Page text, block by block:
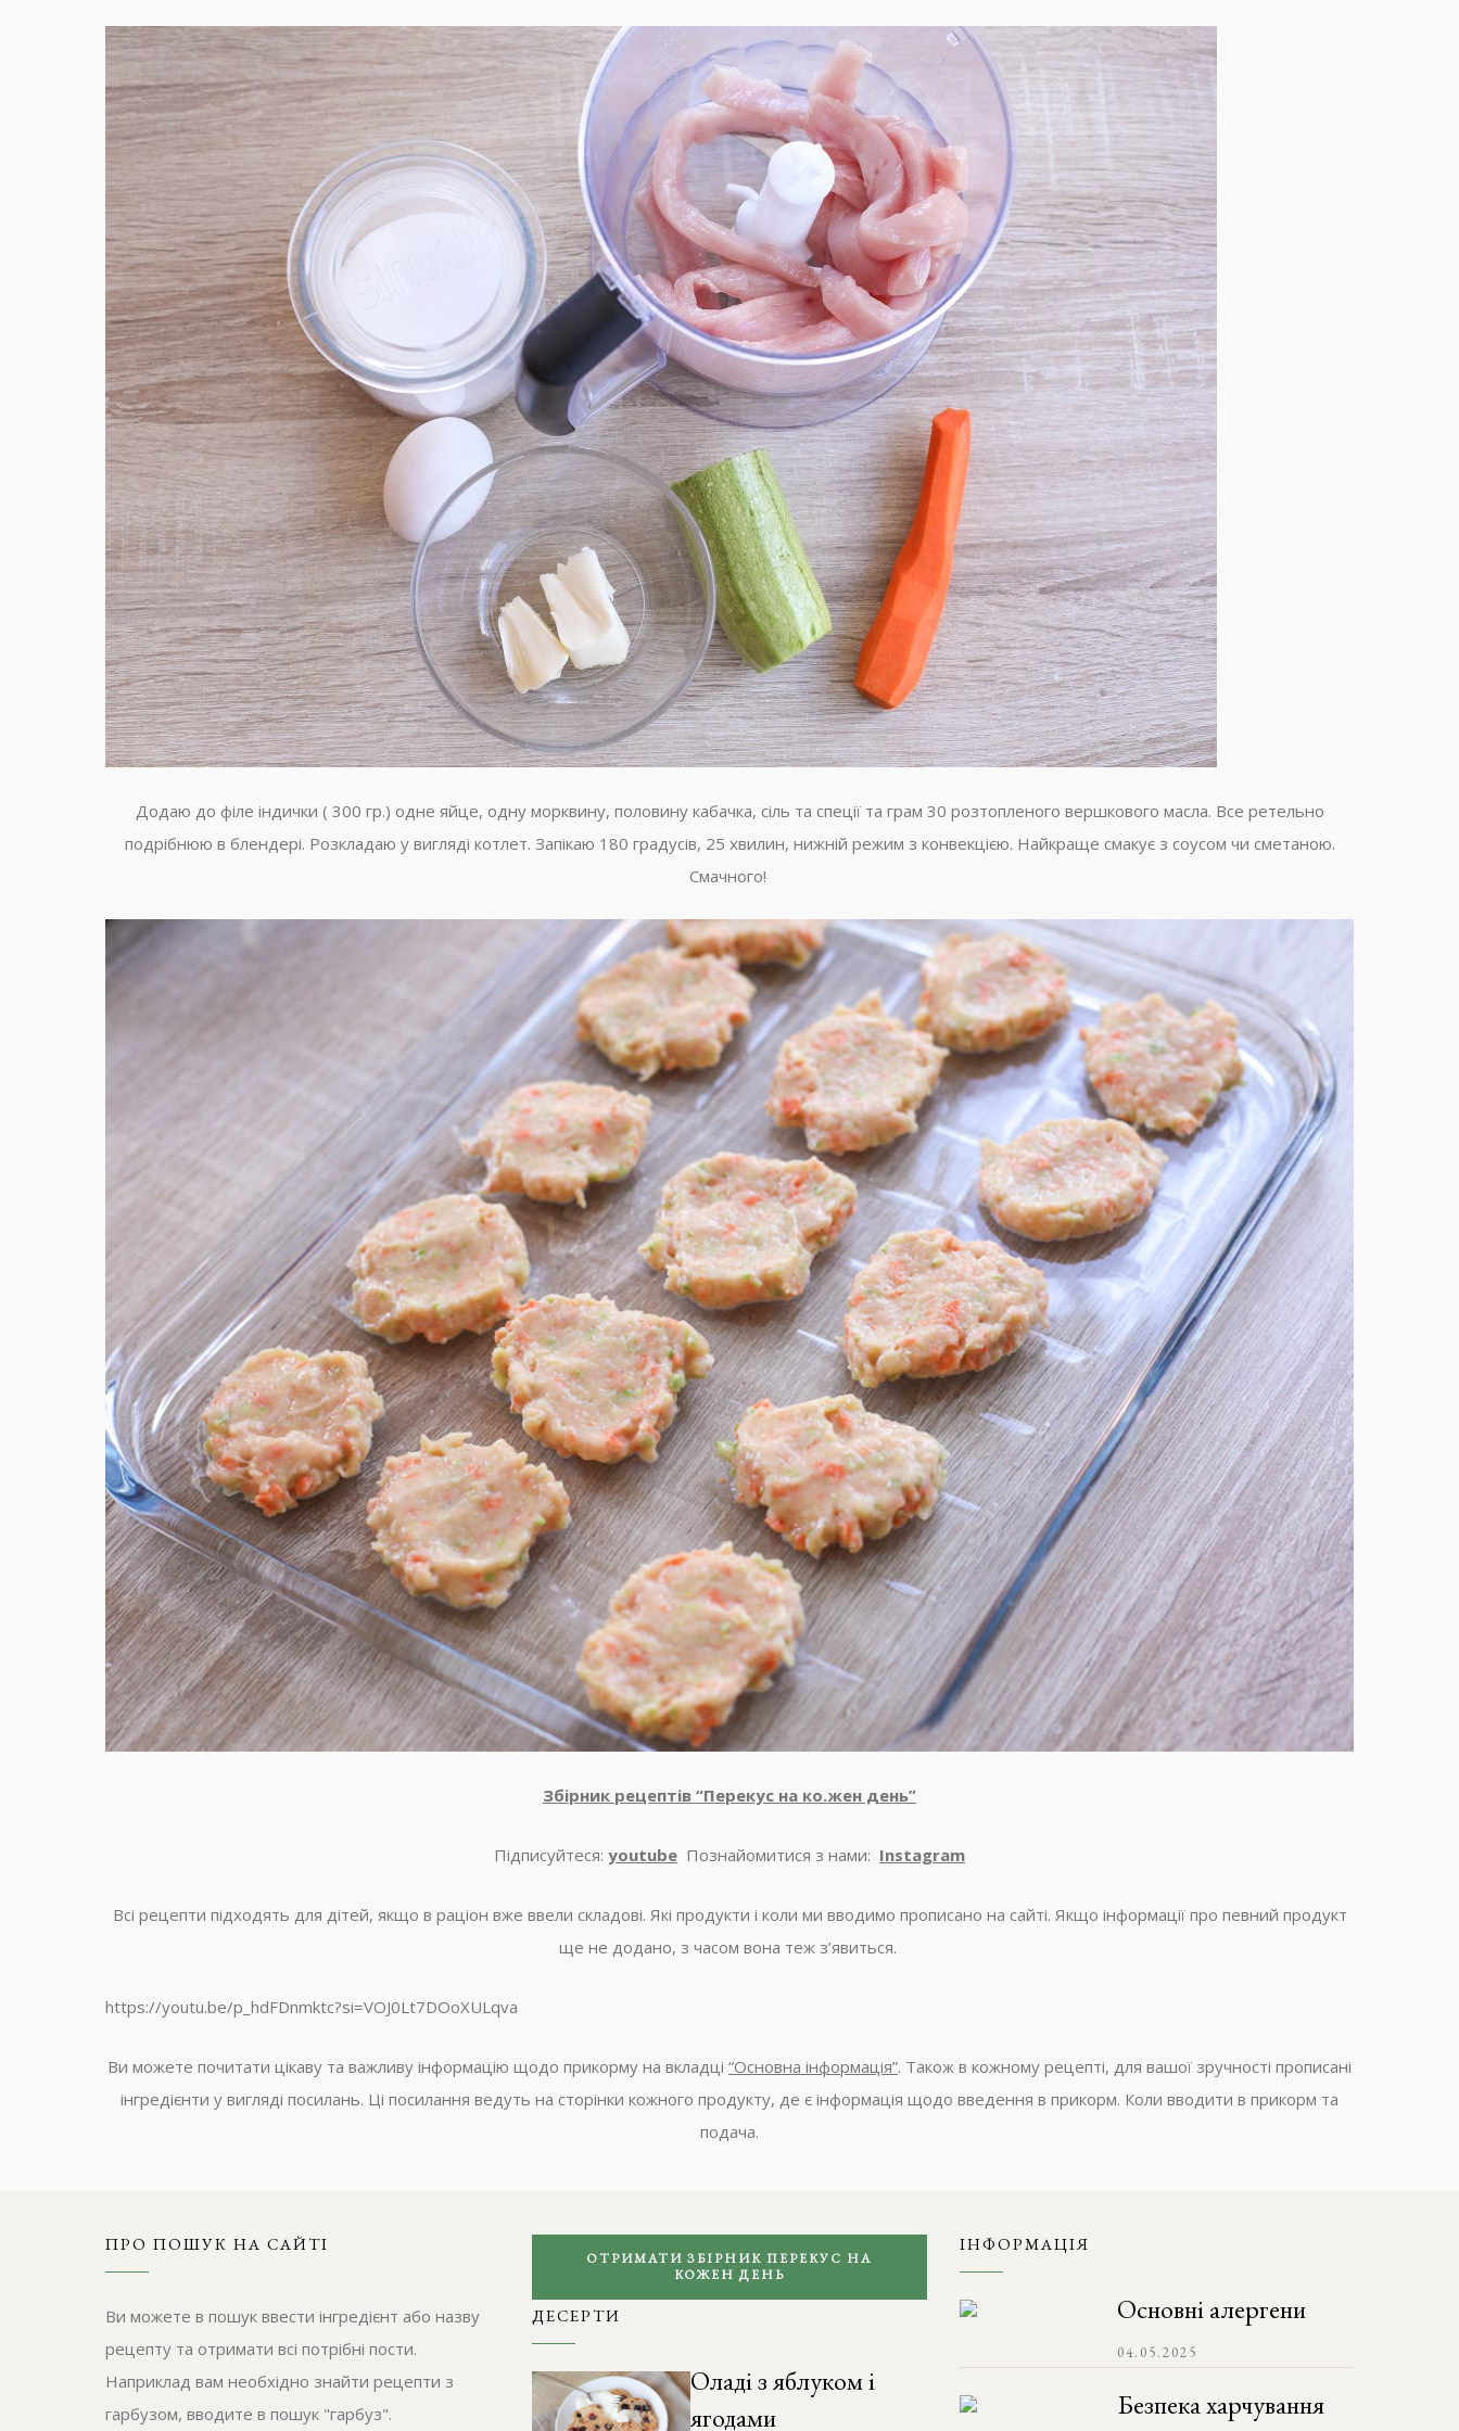
Додаю до філе індички ( 300 гр.) одне яйце, одну морквину, половину кабачка, сіль та спеції та грам 30 розтопленого вершкового масла. Все ретельно
подрібнюю в блендері. Розкладаю у вигляді котлет. Запікаю 180 градусів, 25 хвилин, нижній режим з конвекцією. Найкраще смакує з соусом чи сметаною.
Смачного!
Збірник рецептів “Перекус на ко.жен день”
Підписуйтеся: youtube Познайомитися з нами: Instagram
Всі рецепти підходять для дітей, якщо в раціон вже ввели складові. Які продукти і коли ми вводимо прописано на сайті. Якщо інформації про певний продукт
ще не додано, з часом вона теж з’явиться.
https://youtu.be/p_hdFDnmktc?si=VOJ0Lt7DOoXULqva
Ви можете почитати цікаву та важливу інформацію щодо прикорму на вкладці “Основна інформація”. Також в кожному рецепті, для вашої зручності прописані
інгредієнти у вигляді посилань. Ці посилання ведуть на сторінки кожного продукту, де є інформація щодо введення в прикорм. Коли вводити в прикорм та
подача.
ПРО ПОШУК НА САЙТІ
Ви можете в пошук ввести інгредієнт або назву
рецепту та отримати всі потрібні пости.
Наприклад вам необхідно знайти рецепти з
гарбузом, вводите в пошук "гарбуз".
ОТРИМАТИ ЗБІРНИК ПЕРЕКУС НА
КОЖЕН ДЕНЬ
ДЕСЕРТИ
Оладі з яблуком і
ягодами
ІНФОРМАЦІЯ
Основні алергени
04.05.2025
Безпека харчування